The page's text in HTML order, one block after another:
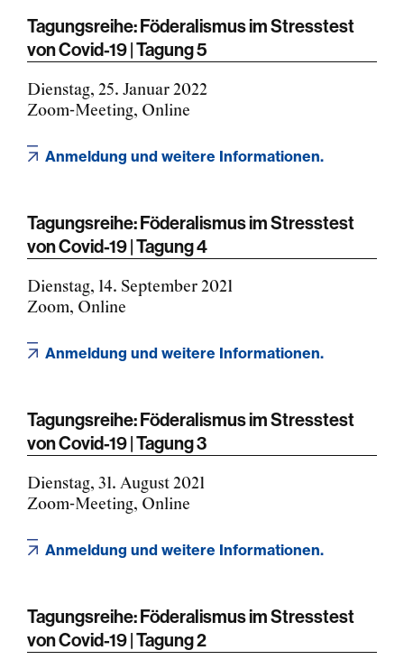
Tagungsreihe: Föderalismus im Stresstest
von Covid-19 | Tagung 5
Dienstag, 25. Januar 2022
Zoom-Meeting, Online
Anmeldung und weitere Informationen.
Tagungsreihe: Föderalismus im Stresstest
von Covid-19 | Tagung 4
Dienstag, 14. September 2021
Zoom, Online
Anmeldung und weitere Informationen.
Tagungsreihe: Föderalismus im Stresstest
von Covid-19 | Tagung 3
Dienstag, 31. August 2021
Zoom-Meeting, Online
Anmeldung und weitere Informationen.
Tagungsreihe: Föderalismus im Stresstest
von Covid-19 | Tagung 2